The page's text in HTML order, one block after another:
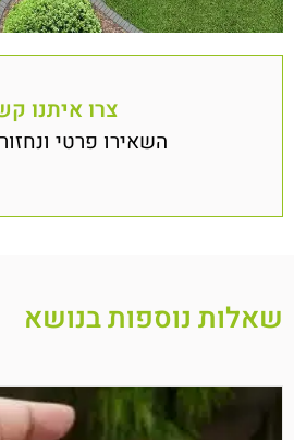
צרו איתנו
השאירו פרטי
שאלות נוספות בנושא